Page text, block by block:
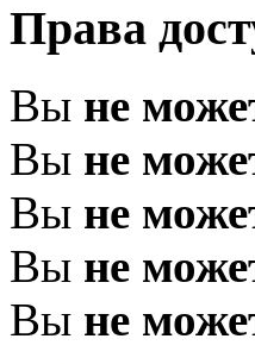
Права
Вы не
Вы не
Вы не
Вы не
Вы не